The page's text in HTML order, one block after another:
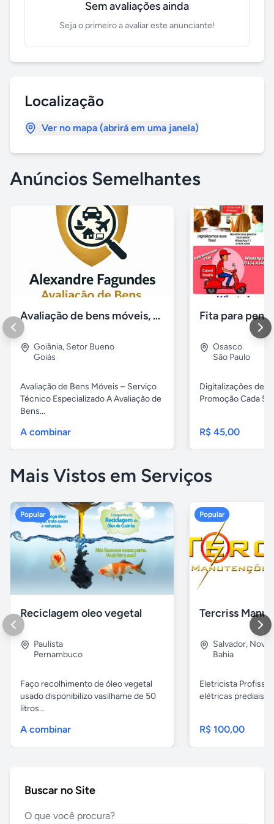
Sem avaliações ainda
Seja o primeiro a avaliar este anunciante!
Localização
Ver no mapa (abrirá em uma janela)
Anúncios Semelhantes
Avaliação de bens móveis, Avaliação patrimônial
Goiânia, Setor Bueno
Goiás
Avaliação de Bens Móveis – Serviço
Técnico Especializado A Avaliação de
Bens...
A combinar
Osasco
São Paulo
Digitalizações de
Promoção Cada 5
R$ 45,00
Mais Vistos em Serviços
Popular
Reciclagem oleo vegetal
Paulista
Pernambuco
Faço recolhimento de óleo vegetal
usado disponibilizo vasilhame de 50
litros...
A combinar
Popular
Salvador, Nova
Bahia
Eletricista
elétricas prediais e
R$ 100,00
Buscar no Site